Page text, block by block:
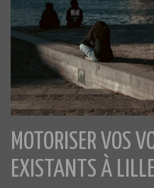
MOTORISER VOS
EXISTANTS À LILLE